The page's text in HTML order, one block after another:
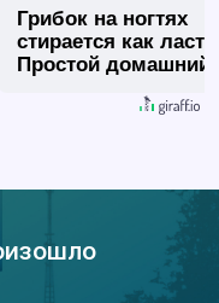
Грибок на ногтях
стирается как
Простой домашний